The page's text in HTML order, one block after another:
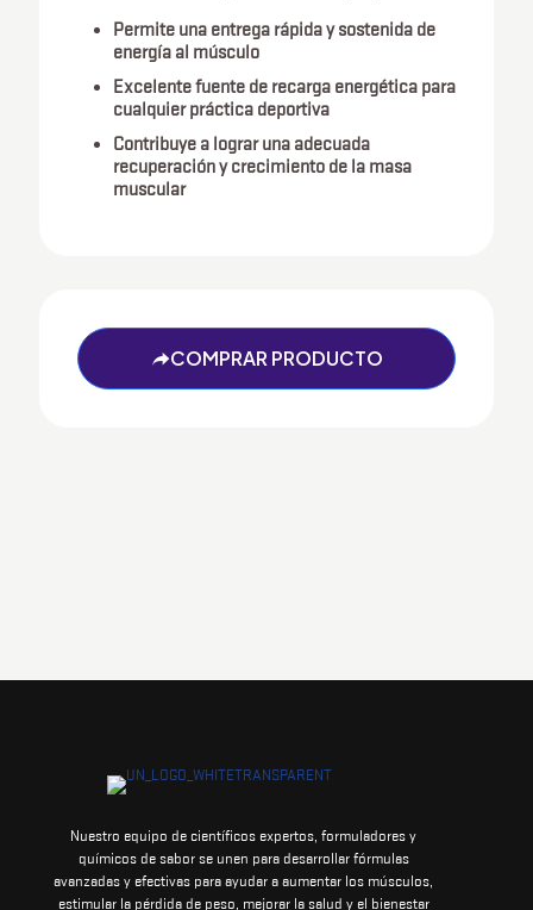
Permite una entrega rápida y sostenida de
energía al músculo
Excelente fuente de recarga energética para
cualquier práctica deportiva
Contribuye a lograr una adecuada
recuperación y crecimiento de la masa
muscular
COMPRAR PRODUCTO
Nuestro equipo de científicos expertos, formuladores y
químicos de sabor se unen para desarrollar fórmulas
avanzadas y efectivas para ayudar a aumentar los músculos,
estimular la pérdida de peso, mejorar la salud y el bienestar